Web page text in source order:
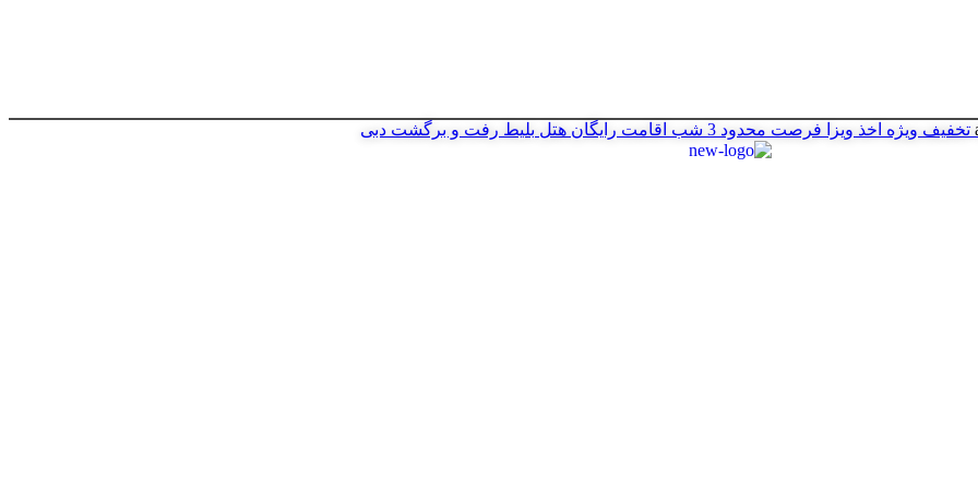
تخفیف ویژه اخذ ویزا فرصت محدود 3 شب اقامت رایگان هتل بلیط رفت و برگشت دبی